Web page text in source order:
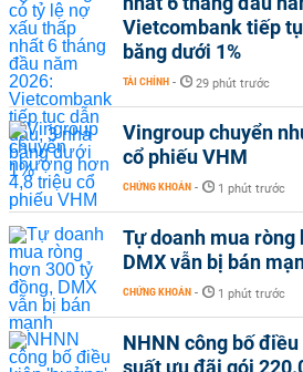
Vietcombank tiếp
băng dưới 1%
TÀI CHÍNH - 29 phút trước
Vingroup chuyển
cổ phiếu VHM
CHỨNG KHOÁN - 1 phút trước
Tự doanh mua ròng
DMX vẫn bị bán
CHỨNG KHOÁN - 1 phút trước
NHNN công bố
suất ưu đãi gói